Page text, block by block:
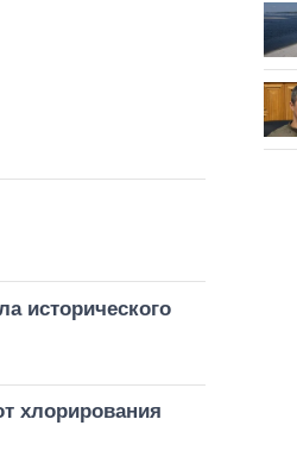
исторического
хлорирования